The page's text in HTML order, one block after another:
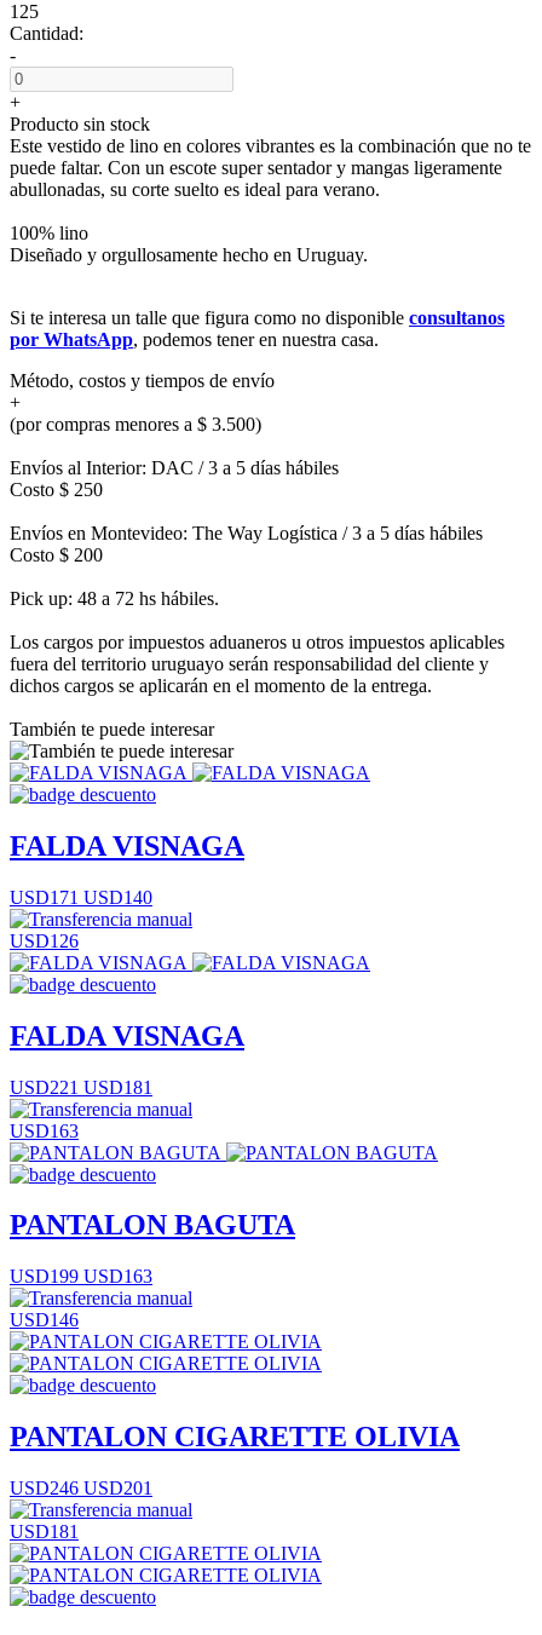
125
Cantidad:
-
+
Producto sin stock
Este vestido de lino en colores vibrantes es la combinación que no te
puede faltar. Con un escote super sentador y mangas ligeramente
abullonadas, su corte suelto es ideal para verano.
100% lino
Diseñado y orgullosamente hecho en Uruguay.
Si te interesa un talle que figura como no disponible consultanos
por WhatsApp, podemos tener en nuestra casa.
Método, costos y tiempos de envío
+
(por compras menores a $ 3.500)
Envíos al Interior: DAC / 3 a 5 días hábiles
Costo $ 250
Envíos en Montevideo: The Way Logística / 3 a 5 días hábiles
Costo $ 200
Pick up: 48 a 72 hs hábiles.
Los cargos por impuestos aduaneros u otros impuestos aplicables
fuera del territorio uruguayo serán responsabilidad del cliente y
dichos cargos se aplicarán en el momento de la entrega.
También te puede interesar
FALDA VISNAGA
USD171 USD140
USD126
FALDA VISNAGA
USD221 USD181
USD163
PANTALON BAGUTA
USD199 USD163
USD146
PANTALON CIGARETTE OLIVIA
USD246 USD201
USD181